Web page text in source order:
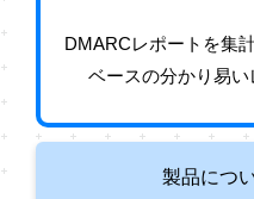
DMARCレポートを集
ベースの分かり易い
製品につ